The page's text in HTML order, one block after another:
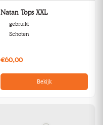
Natan Tops XXL
gebruikt
Schoten
€60,00
Bekijk